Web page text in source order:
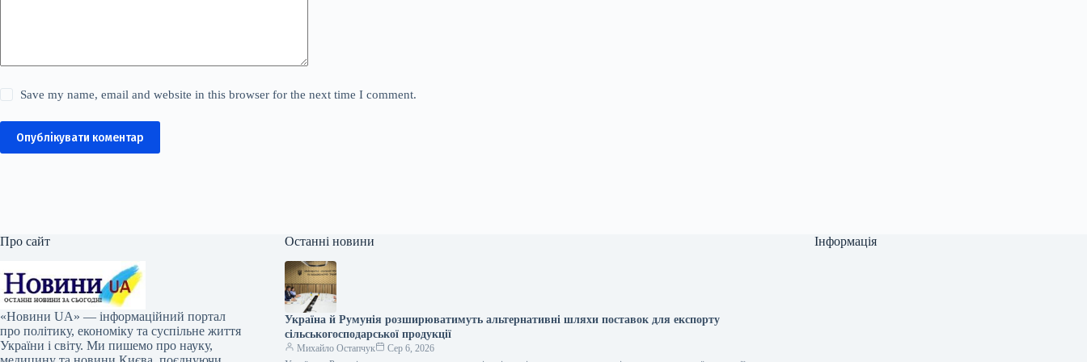
Save my name, email and website in this browser for the next time I comment.
Опублікувати коментар
Про сайт
«Новини UA» — інформаційний портал
про політику, економіку та суспільне життя
України і світу. Ми пишемо про науку,
Останні новини
Україна й Румунія розширюватимуть альтернативні шляхи поставок для експорту
сільськогосподарської продукції
Михайло Остапчук
Сер 6, 2026
Інформація